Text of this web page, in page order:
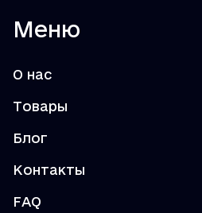
Меню
О нас
Товары
Блог
Контакты
FAQ